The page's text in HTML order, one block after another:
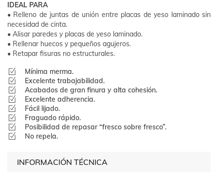
IDEAL PARA
• Relleno de juntas de unión entre placas de yeso laminado sin
necesidad de cinta.
• Alisar paredes y placas de yeso laminado.
• Rellenar huecos y pequeños agujeros.
• Retapar fisuras no estructurales.
Mínima merma.
Excelente trabajabilidad.
Acabados de gran finura y alta cohesión.
Excelente adherencia.
Fácil lijado.
Fraguado rápido.
Posibilidad de repasar “fresco sobre fresco”.
No repela.
INFORMACIÓN TÉCNICA